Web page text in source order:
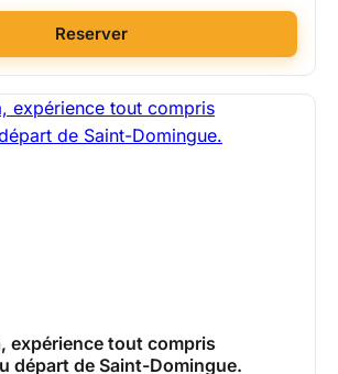
Reserver
expérience tout compris
départ de Saint-Domingue.